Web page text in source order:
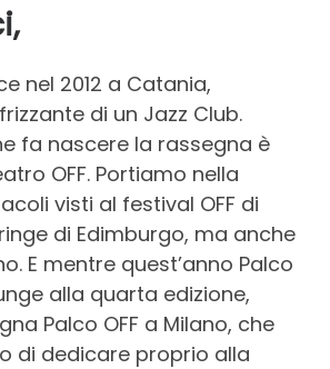
nel 2012 a Catania,
di un Jazz Club.
fa nascere la rassegna è
OFF. Portiamo nella
visti al festival OFF di
di Edimburgo, ma anche
E mentre quest’anno Palco
alla quarta edizione,
Palco OFF a Milano, che
di dedicare proprio alla